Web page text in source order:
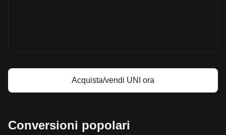
Acquista/vendi UNI ora
Conversioni popolari